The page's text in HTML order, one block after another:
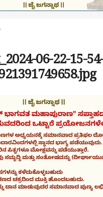
ಕಾಲಜ್ಞಾನಿ ಪಂ. ಶ್ರೀ
06-22-15-